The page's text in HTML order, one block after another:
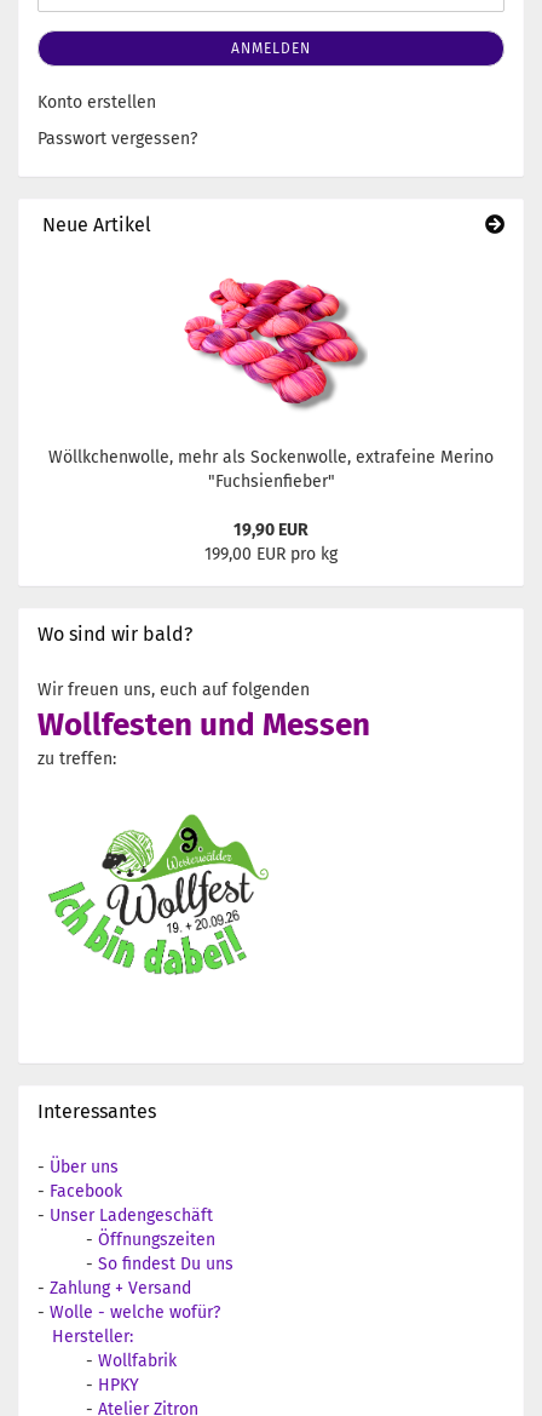
ANMELDEN
Konto erstellen
Passwort vergessen?
Neue Artikel
Wöllkchenwolle, mehr als Sockenwolle, extrafeine Merino
"Fuchsienfieber"
19,90 EUR
199,00 EUR pro kg
Wo sind wir bald?
Wir freuen uns, euch auf folgenden
Wollfesten und Messen
zu treffen:
Interessantes
- Über uns
- Facebook
- Unser Ladengeschäft
- Öffnungszeiten
- So findest Du uns
- Zahlung + Versand
- Wolle - welche wofür?
Hersteller:
- Wollfabrik
- HPKY
- Atelier Zitron